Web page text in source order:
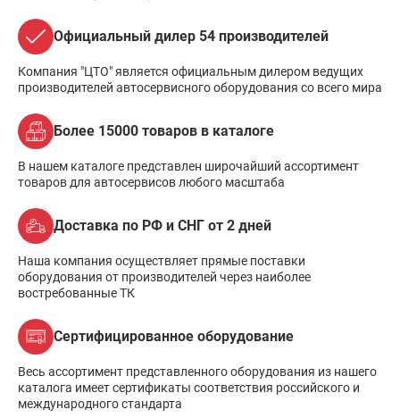
Официальный дилер 54 производителей
Компания "ЦТО" является официальным дилером ведущих
производителей автосервисного оборудования со всего мира
Более 15000 товаров в каталоге
В нашем каталоге представлен широчайший ассортимент
товаров для автосервисов любого масштаба
Доставка по РФ и СНГ от 2 дней
Наша компания осуществляет прямые поставки
оборудования от производителей через наиболее
востребованные ТК
Сертифицированное оборудование
Весь ассортимент представленного оборудования из нашего
каталога имеет сертификаты соответствия российского и
международного стандарта